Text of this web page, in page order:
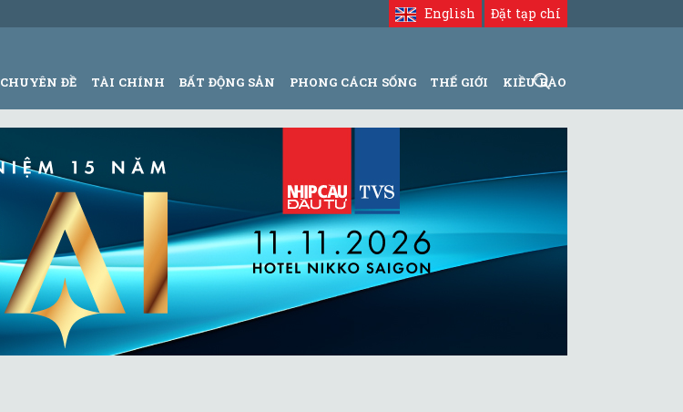
Đặt tạp chí
English
CHUYÊN ĐỀ TÀI CHÍNH BẤT ĐỘNG SẢN PHONG CÁCH SỐNG THẾ GIỚI KIỀU BÀO